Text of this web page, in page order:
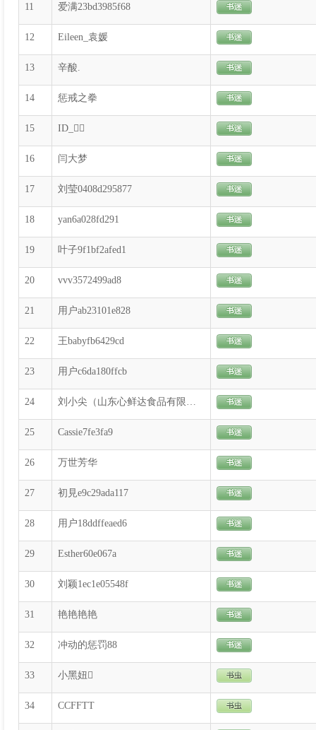
11 爱满23bd3985f68
12 Eileen_袁媛
13 辛酸.
14 惩戒之拳
15 ID_
16 闫大梦
17 刘莹0408d295877
18 yan6a028fd291
19 叶子9f1bf2afed1
20 vvv3572499ad8
21 用户ab23101e828
22 王babyfb6429cd
23 用户c6da180ffcb
24 刘小尖（山东心鲜达食品有限公司）
25 Cassie7fe3fa9
26 万世芳华
27 初見e9c29ada117
28 用户18ddffeaed6
29 Esther60e067a
30 刘颖1ec1e05548f
31 艳艳艳艳
32 冲动的惩罚88
33 小黑妞
34 CCFFTT